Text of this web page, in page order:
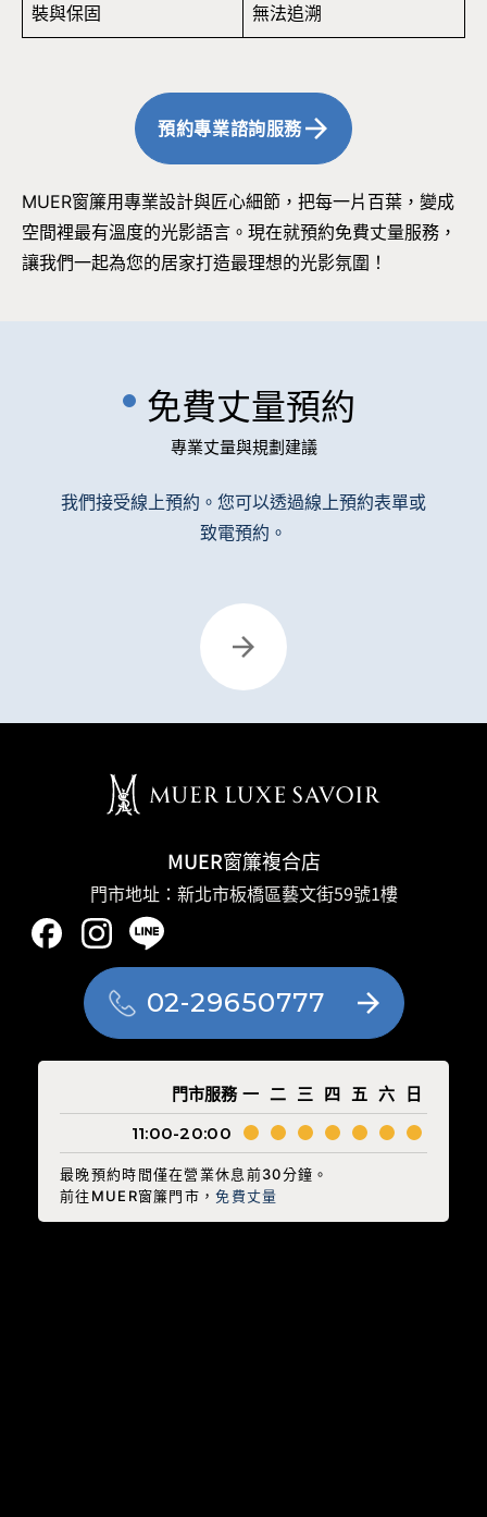
裝與保固
無法追溯
預約專業諮詢服務
MUER窗簾用專業設計與匠心細節，把每一片百葉，變成
空間裡最有溫度的光影語言。現在就預約免費丈量服務，
讓我們一起為您的居家打造最理想的光影氛圍！
免費丈量預約
專業丈量與規劃建議
我們接受線上預約。您可以透過線上預約表單或
致電預約。
MUER窗簾複合店
門市地址：新北市板橋區藝文街59號1樓
02-29650777
門市服務 一 二 三 四 五 六
日
11:00-20:00
最晚預約時間僅在營業休息前30分鐘。
前往MUER窗簾門市，免費丈量